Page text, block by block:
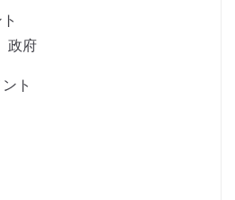
政府
ト